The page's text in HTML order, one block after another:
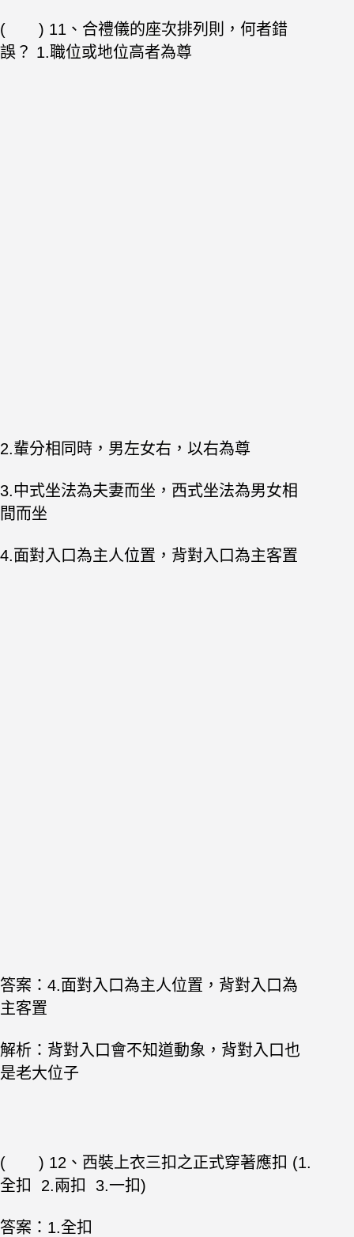
( ) 11、合禮儀的座次排列則，何者錯
誤？ 1.職位或地位高者為尊
2.輩分相 同時，男左女右，以右為尊
3.中式坐法為夫妻而坐，西式坐法為男女相
間而坐
4.面對入口為主人位置，背對入口為主客置
答案： 4.面對入口為主人位置，背對入口為
主客置
解析：背對入口會不知道動象，背對入口也
是老大位子
( ) 12、西裝上衣三扣之正式穿著應扣 (1.
全扣 2.兩扣 3.一扣)
答案：1.全扣